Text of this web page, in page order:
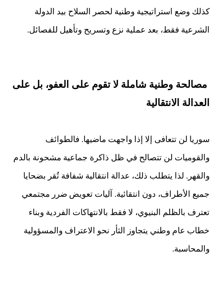
كذلك وضع استراتيجية وطنية لحصر السلاح بيد الدولة
الشرعية فقط، بعد عملية نزع وتسريح وتأهيل للفصائل.
مصالحة وطنية شاملة لا تقوم على العفو، بل على
العدالة الانتقالية
سوريا لن تتعافى إلا إذا واجهت ماضيها. فالطوائف
والقوميات لن تتصالح في ظل ذاكرة جماعية مشحونة بالدم
والقهر. لذا يتطلب ذلك، عدالة انتقالية شفافة تُقر بضحايا
جميع الأطراف، دون انتقائية. آليات تعويض ضرر مجتمعي
تعترف بالظلم البنيوي، لا فقط بالانتهاكات الفردية وبناء
خطاب عام وطني يتجاوز الثأر نحو الاعتراف والمسؤولية
والمحاسبة.